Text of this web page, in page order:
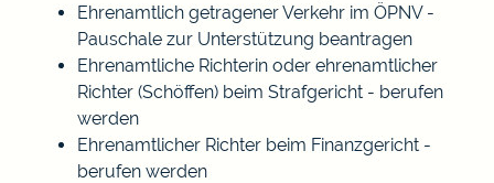
Ehrenamtlich getragener Verkehr im ÖPNV -
Pauschale zur Unterstützung beantragen
Ehrenamtliche Richterin oder ehrenamtlicher
Richter (Schöffen) beim Strafgericht - berufen
werden
Ehrenamtlicher Richter beim Finanzgericht -
berufen werden